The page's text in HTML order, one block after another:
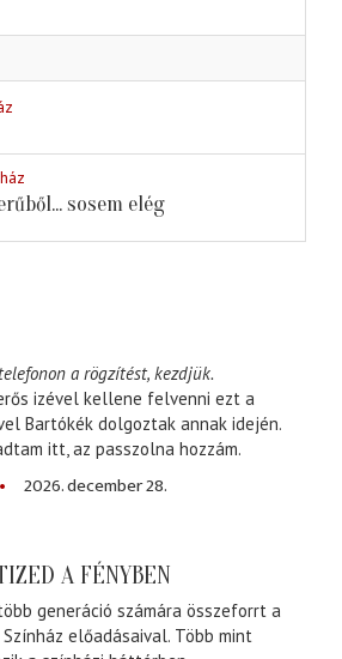
sosem elég
a rögzítést, kezdjük.
izével kellene felvenni ezt a
Bartókék dolgoztak annak idején.
itt, az passzolna hozzám.
2026. december 28.
A FÉNYBEN
generáció számára összeforrt a
előadásaival. Több mint